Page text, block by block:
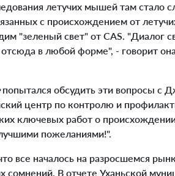
летучих мышей там стало
с происхождением от
"зеленый свет" от CAS.
в любой форме", - говорит
попытался обсудить эти вопросы с
центр по контролю и
ключевых работ о
пожеланиями!".
все началось на разросшемся
сомнений. В отчете Уханьской